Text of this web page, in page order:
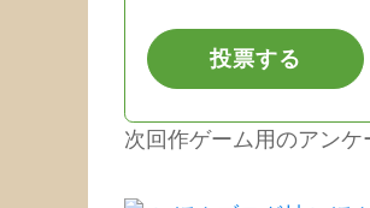
次回作ゲーム用のアンケ